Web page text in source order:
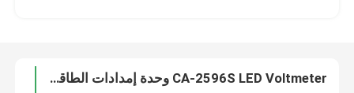
CA-2596S LED Voltmeter وحدة إمدادات الطاقة مع العرض الرقمي LM2596